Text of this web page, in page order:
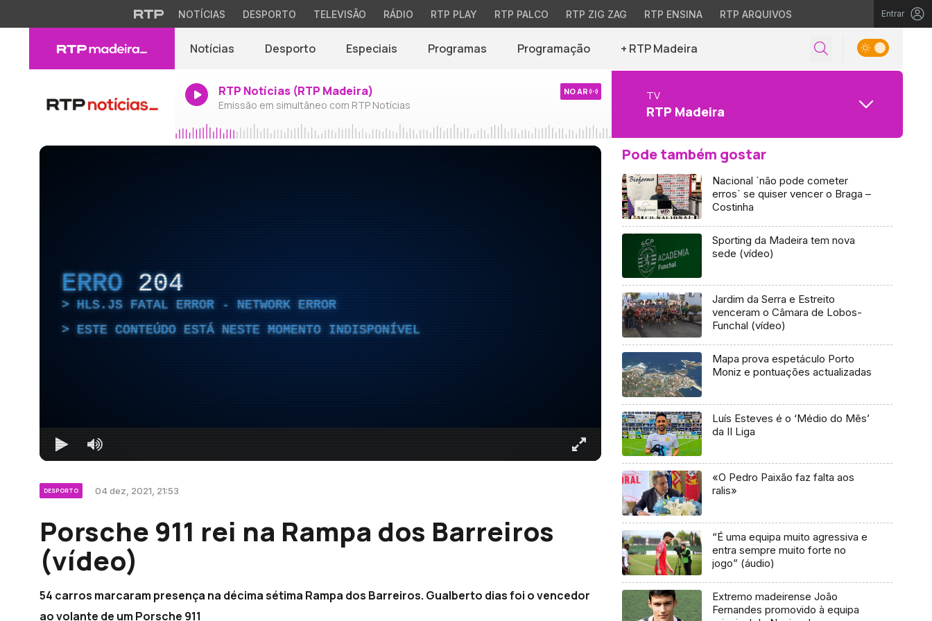
NOTÍCIAS DESPORTO TELEVISÃO RÁDIO RTP PLAY RTP PALCO RTP ZIG ZAG RTP ENSINA RTP ARQUIVOS Entrar
Notícias Desporto Especiais Programas Programação + RTP Madeira
RTP Notícias (RTP Madeira)
Emissão em simultâneo com RTP Notícias
NO AR TV
RTP Madeira
ERRO 204
HLS.JS FATAL ERROR - NETWORK ERROR
ESTE CONTEÚDO ESTÁ NESTE MOMENTO INDISPONÍVEL
DESPORTO 04 dez, 2021, 21:53
Porsche 911 rei na Rampa dos Barreiros
(vídeo)
54 carros marcaram presença na décima sétima Rampa dos Barreiros. Gualberto dias foi o vencedor
ao volante de um Porsche 911
Pode também gostar
Nacional `não pode cometer
erros` se quiser vencer o Braga –
Costinha
Sporting da Madeira tem nova
sede (vídeo)
Jardim da Serra e Estreito
venceram o Câmara de Lobos-
Funchal (vídeo)
Mapa prova espetáculo Porto
Moniz e pontuações actualizadas
Luís Esteves é o ‘Médio do Mês’
da II Liga
«O Pedro Paixão faz falta aos
ralis»
“É uma equipa muito agressiva e
entra sempre muito forte no
jogo” (áudio)
Extremo madeirense João
Fernandes promovido à equipa